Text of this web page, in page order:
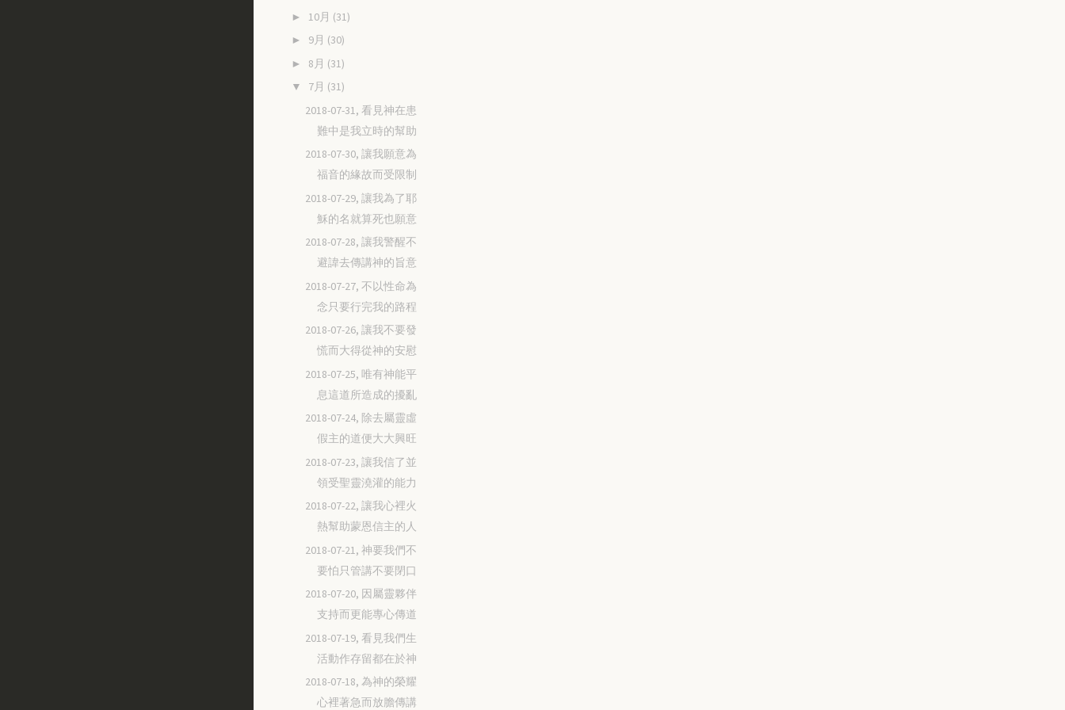
► 10月 (31)
► 9月 (30)
► 8月 (31)
▼ 7月 (31)
2018-07-31, 看見神在患
難中是我立時的幫助
2018-07-30, 讓我願意為
福音的緣故而受限制
2018-07-29, 讓我為了耶
穌的名就算死也願意
2018-07-28, 讓我警醒不
避諱去傳講神的旨意
2018-07-27, 不以性命為
念只要行完我的路程
2018-07-26, 讓我不要發
慌而大得從神的安慰
2018-07-25, 唯有神能平
息這道所造成的擾亂
2018-07-24, 除去屬靈虛
假主的道便大大興旺
2018-07-23, 讓我信了並
領受聖靈澆灌的能力
2018-07-22, 讓我心裡火
熱幫助蒙恩信主的人
2018-07-21, 神要我們不
要怕只管講不要閉口
2018-07-20, 因屬靈夥伴
支持而更能專心傳道
2018-07-19, 看見我們生
活動作存留都在於神
2018-07-18, 為神的榮耀
心裡著急而放膽傳講